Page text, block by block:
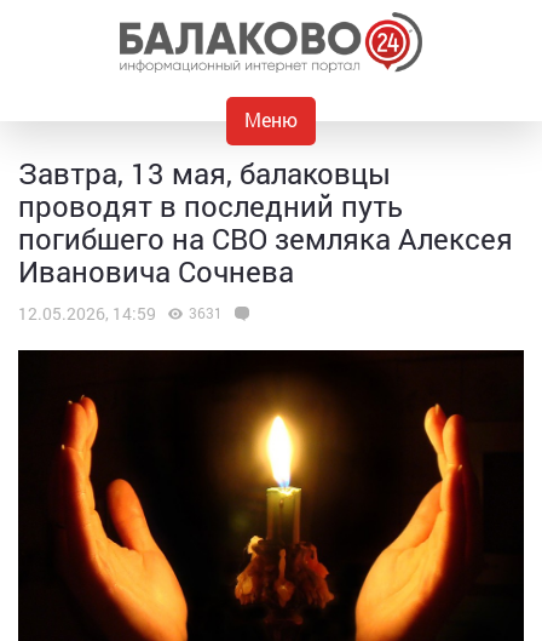
Меню
Завтра, 13 мая, балаковцы
проводят в последний путь
погибшего на СВО земляка Алексея
Ивановича Сочнева
12.05.2026, 14:59 3631